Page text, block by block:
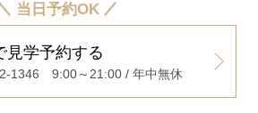
見学予約する
1346 9:00～21:00 / 年中無休
当日予約OK